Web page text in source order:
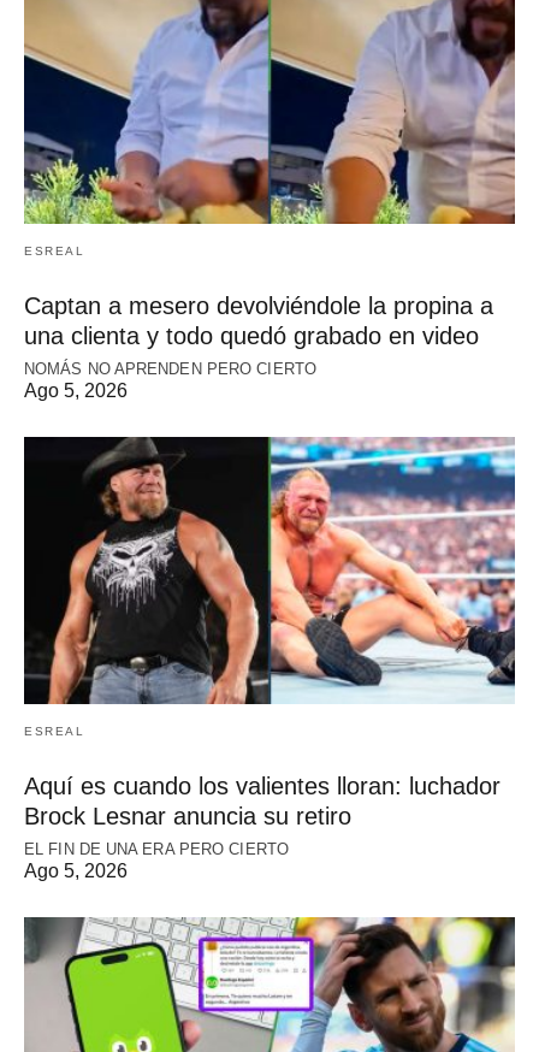
ESREAL
Captan a mesero devolviéndole la propina a
una clienta y todo quedó grabado en video
NOMÁS NO APRENDEN PERO CIERTO
Ago 5, 2026
ESREAL
Aquí es cuando los valientes lloran: luchador
Brock Lesnar anuncia su retiro
EL FIN DE UNA ERA PERO CIERTO
Ago 5, 2026